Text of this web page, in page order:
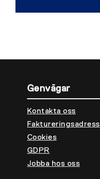
Genvägar
Kontakta oss
Faktureringsadress
Cookies
GDPR
Jobba hos oss